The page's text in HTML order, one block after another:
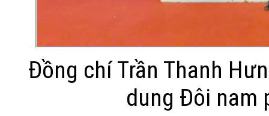
Đồng chí Trần Thanh
dung Đôi nam